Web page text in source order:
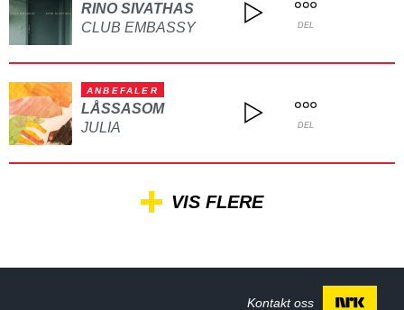
RINO SIVATHAS
CLUB EMBASSY
DEL
ANBEFALER
LÅSSASOM
JULIA
DEL
VIS FLERE
Kontakt oss